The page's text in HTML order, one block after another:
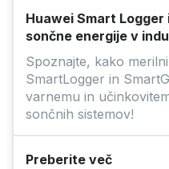
Huawei Smart Logger
sončne energije v
Spoznajte, kako
SmartLogger in
varnemu in
sončnih sistemov!
Preberite več